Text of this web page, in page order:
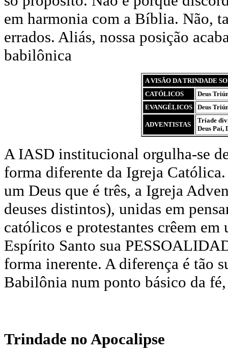
em harmonia com a Bíblia. Não,
errados. Aliás, nossa posição
babilônica
A VISÃO DA TRINDADE
CATÓLICOS
Deus
EVANGÉLICOS
Deus
ADVENTISTAS
Tríade
Deus Pai,
A IASD institucional orgulha-se
forma diferente da Igreja
um Deus que é três, a Igreja
deuses distintos), unidas em
católicos e protestantes crêem
Espírito Santo sua
forma inerente. A diferença é tão
Babilônia num ponto básico da
Trindade no Apocalipse